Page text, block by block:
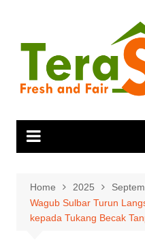
content
Home 2025
Wagub Sulbar Turun
kepada Tukang Becak